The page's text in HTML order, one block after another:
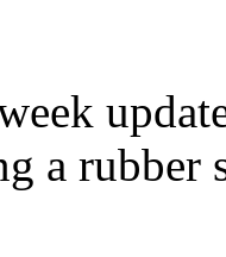
a rubber